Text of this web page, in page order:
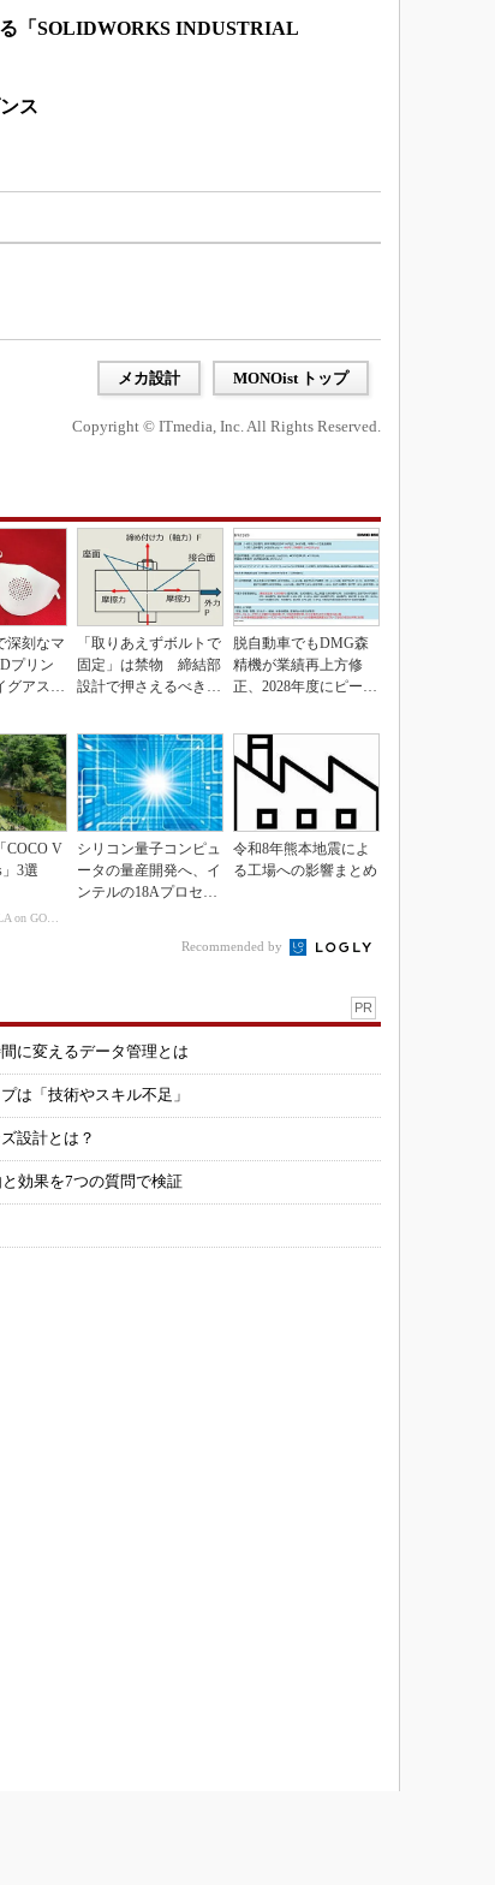
「SOLIDWORKS INDUSTRIAL
ス
メカ設計 MONOist トップ
Copyright © ITmedia, Inc. All Rights Reserved.
深刻なマ
プリン
グアスが
「取りあえずボルトで
固定」は禁物 締結部
設計で押さえるべき基
脱自動車でもDMG森
精機が業績再上方修
正、2028年度にピーク
COCO V
3選
PR(COCO VILLA on GOETHE)
シリコン量子コンピュ
ータの量産開発へ、イ
ンテルの18Aプロセス
令和8年熊本地震によ
る工場への影響まとめ
Recommended by
PR
に変えるデータ管理とは
は「技術やスキル不足」
設計とは？
効果を7つの質問で検証